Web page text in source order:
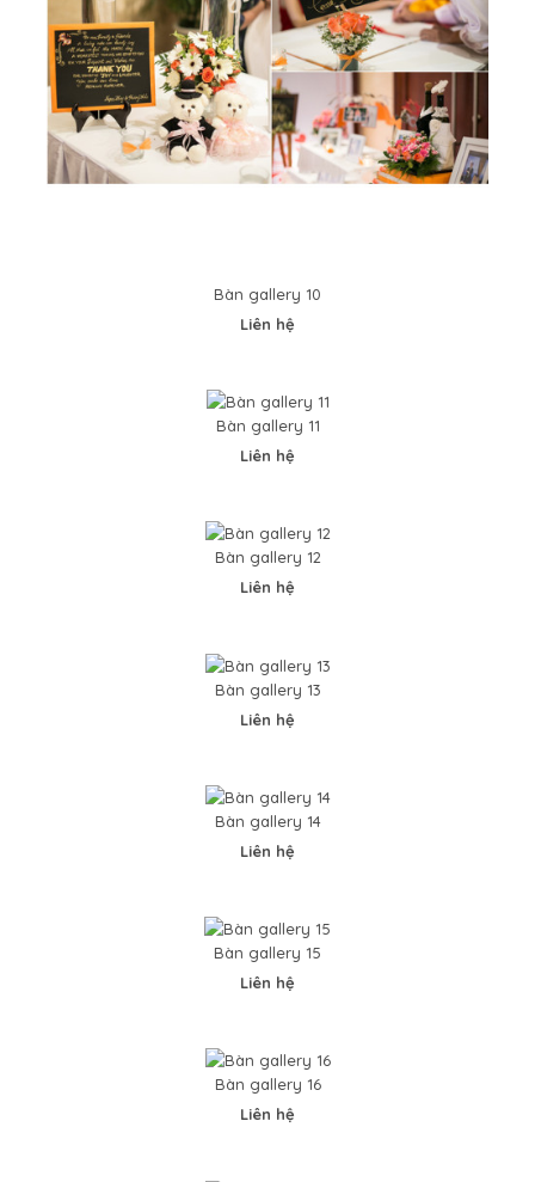
Bàn gallery 11
0VND
Bàn gallery 10
Liên hệ
Bàn gallery 11
Liên hệ
Bàn gallery 12
Liên hệ
Bàn gallery 13
Liên hệ
Bàn gallery 14
Liên hệ
Bàn gallery 15
Liên hệ
Bàn gallery 16
Liên hệ